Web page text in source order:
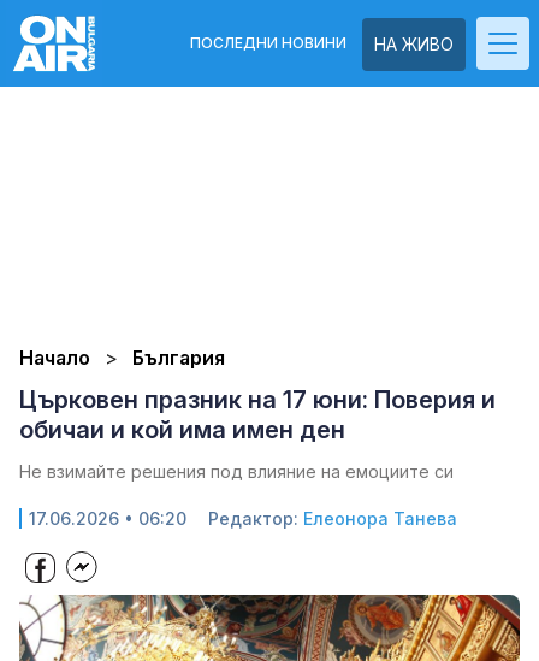
НА ЖИВО
ПОСЛЕДНИ НОВИНИ
Начало България
Църковен празник на 17 юни: Поверия и
обичаи и кой има имен ден
Не взимайте решения под влияние на емоциите си
17.06.2026 • 06:20 Редактор: Елеонора Танева